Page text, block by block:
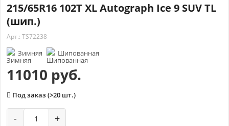
215/65R16 102T XL Autograph Ice 9 SUV TL
(шип.)
Арт.: TS72238
Зимняя Шипованная
11010 руб.
Под заказ (>20 шт.)
- +